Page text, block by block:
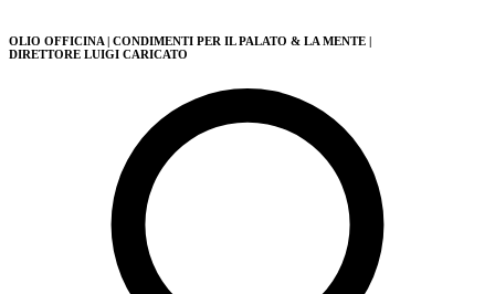
OLIO OFFICINA | CONDIMENTI PER IL PALATO & LA MENTE |
DIRETTORE LUIGI CARICATO